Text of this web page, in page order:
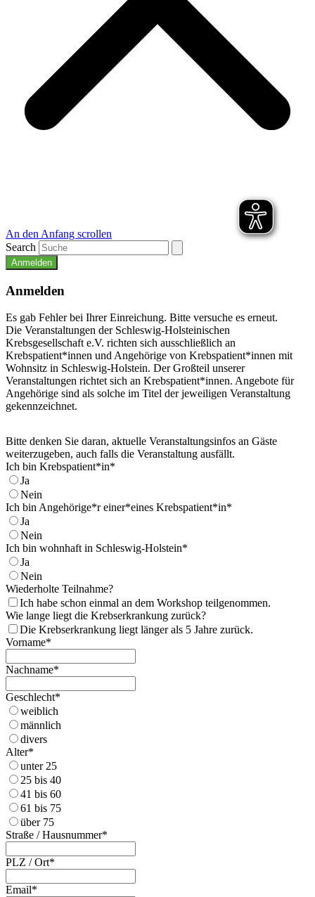
An den Anfang scrollen
Search
Anmelden
Anmelden
Es gab Fehler bei Ihrer Einreichung. Bitte versuche es erneut.
Die Veranstaltungen der Schleswig-Holsteinischen
Krebsgesellschaft e.V. richten sich ausschließlich an
Krebspatient*innen und Angehörige von Krebspatient*innen mit
Wohnsitz in Schleswig-Holstein. Der Großteil unserer
Veranstaltungen richtet sich an Krebspatient*innen. Angebote für
Angehörige sind als solche im Titel der jeweiligen Veranstaltung
gekennzeichnet.
Bitte denken Sie daran, aktuelle Veranstaltungsinfos an Gäste
weiterzugeben, auch falls die Veranstaltung ausfällt.
Ich bin Krebspatient*in*
Ja
Nein
Ich bin Angehörige*r einer*eines Krebspatient*in*
Ja
Nein
Ich bin wohnhaft in Schleswig-Holstein*
Ja
Nein
Wiederholte Teilnahme?
Ich habe schon einmal an dem Workshop teilgenommen.
Wie lange liegt die Krebserkrankung zurück?
Die Krebserkrankung liegt länger als 5 Jahre zurück.
Vorname*
Nachname*
Geschlecht*
weiblich
männlich
divers
Alter*
unter 25
25 bis 40
41 bis 60
61 bis 75
über 75
Straße / Hausnummer*
PLZ / Ort*
Email*